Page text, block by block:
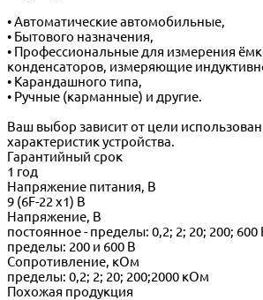
• Автоматические автомобильные,
• Бытового назначения,
• Профессиональные для измерения
конденсаторов, измеряющие
• Карандашного типа,
• Ручные (карманные) и другие.
Ваш выбор зависит от цели
характеристик устройства.
Гарантийный срок
1 год
Напряжение питания, В
9 (6F-22 x1) В
Напряжение, В
постоянное - пределы: 0,2; 2; 20; 200;
пределы: 200 и 600 В
Сопротивление, кОм
пределы: 0,2; 2; 20; 200;2000 кОм
Похожая продукция